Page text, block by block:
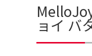
ョイ バ